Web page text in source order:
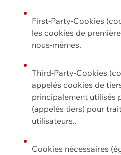
First-Party-Cookies
les cookies de
nous-mêmes.
Third-Party-Cookies
appelés cookies de
principalement utilisés
(appelés tiers) pour
utilisateurs..
Cookies nécessaires